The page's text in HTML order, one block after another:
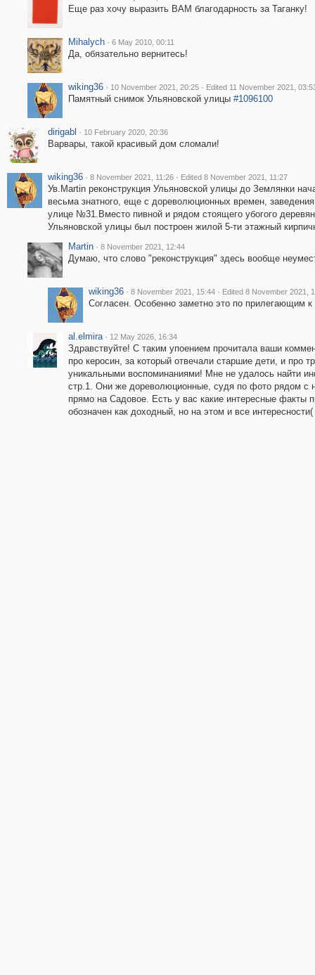
Еще раз хочу выразить ВАМ благодарность за Таганку!
Mihalych · 6 May 2010, 00:11
Да, обязательно вернитесь!
wiking36 · 10 November 2021, 20:25 · Edited 11 November 2021,
Памятный снимок Ульяновской улицы #1096100
dirigabl · 10 February 2020, 20:36
Варвары, такой красивый дом сломали!
wiking36 · 8 November 2021, 11:26 · Edited 8 November 2021, 11:27
Ув.Martin реконструкция Ульяновской улицы до Землянки
весьма знатного, еще с дореволюционных времен,
улице №31.Вместо пивной и рядом стоящего убогого
Ульяновской улицы был построен жилой 5-ти этажный
Martin · 8 November 2021, 12:44
Думаю, что слово "реконструкция" здесь вообще
wiking36 · 8 November 2021, 15:44 · Edited 8 November 2021,
Согласен. Особенно заметно это по прилегающим
al.elmira · 12 May 2026, 16:34
Здравствуйте! С таким упоением прочитала ваши
про керосин, за который отвечали старшие дети, и про
уникальными воспоминаниями! Мне не удалось найти
стр.1. Они же дореволюционные, судя по фото рядом
прямо на Садовое. Есть у вас какие интересные факты
обозначен как доходный, но на этом и все интересности(